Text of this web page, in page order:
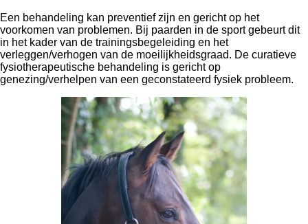
Een behandeling kan preventief zijn en gericht op het
voorkomen van problemen. Bij paarden in de sport gebeurt dit
in het kader van de trainingsbegeleiding en het
verleggen/verhogen van de moeilijkheidsgraad. De curatieve
fysiotherapeutische behandeling is gericht op
genezing/verhelpen van een geconstateerd fysiek probleem.